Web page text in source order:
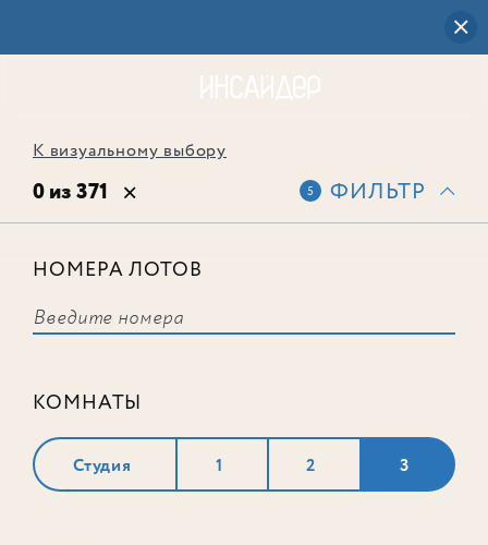
К визуальному выбору
0 из 371 5 ФИЛЬТР
НОМЕРА ЛОТОВ
КОМНАТЫ
Студия 1 2 3
соответствует ни одного лота